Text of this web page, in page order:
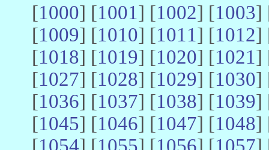
[1000] [1001] [1002] [1003]
[1009] [1010] [1011] [1012]
[1018] [1019] [1020] [1021]
[1027] [1028] [1029] [1030]
[1036] [1037] [1038] [1039]
[1045] [1046] [1047] [1048]